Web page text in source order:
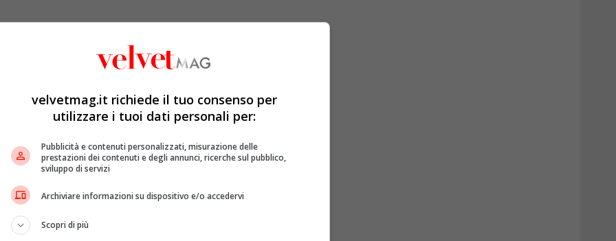
Johnson chiedendo ironicamente se “nonavesse
che si applicavano anche al n. 10″.LaMayha
restrizioni significative
seguite, aggiungendo che “il rapporto di Gray
osservando i regolamenti che aveva imposto alla
velvetmag.it richiede il tuo consenso per
utilizzare i tuoi dati personali per:
Pubblicità e contenuti personalizzati, misurazione delle
prestazioni dei contenuti e degli annunci, ricerche sul pubblico,
sviluppo di servizi
Archiviare informazioni su dispositivo e/o accedervi
Scopri di più